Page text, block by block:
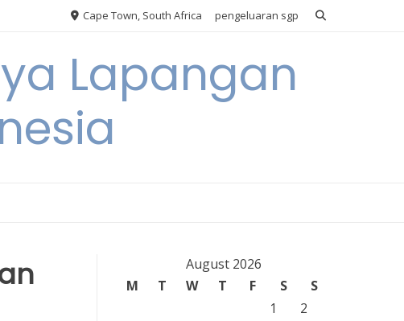
Cape Town, South Africa pengeluaran sgp
Lapangan
August 2026
M
T W T F S
S
1
2